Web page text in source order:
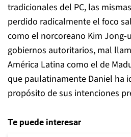
tradicionales del PC, las
perdido radicalmente el foco
como el norcoreano Kim Jong-
gobiernos autoritarios, mal
América Latina como el de
que paulatinamente Daniel ha
propósito de sus intenciones
Te puede interesar